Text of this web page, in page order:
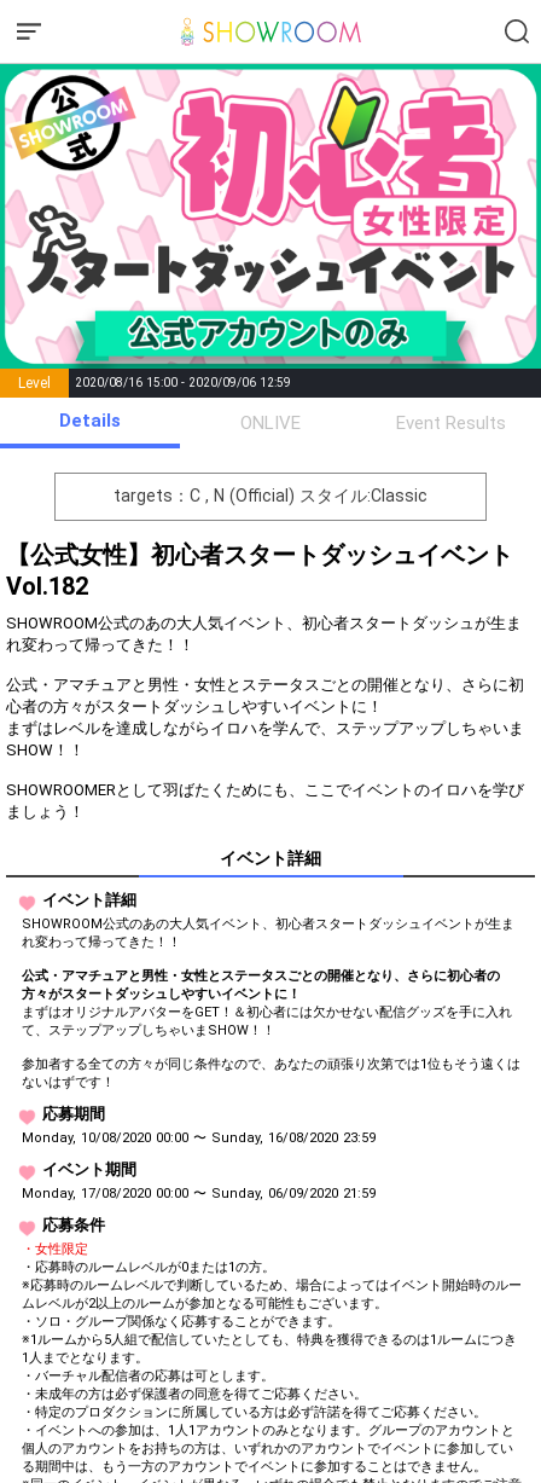
Level 2020/08/16 15:00 - 2020/09/06 12:59
Points List of Goal
number of
positions
Rema
Event Begins!
2 250
まずは元気よく自己紹介をし
てみよう（こまめにするのが
Good！）
に挨拶してみよう
4 750
5 1000
NEXTLIVEの設定をして、フ
ァンルームでも予定を告知し
よう
く語ろう
いただいたコメントを、ひと
よう
10 6000
SNSで、自分のルームの告知
をしよう
11 9000
テロップ機能を使って今の状
12
ルームの説明文を改善してみ
15 22000
夫してみよう（盛れる位置を
見つけよう）
16
配信後、スペシャルギフトを
くれた方にお礼メッセージを
ない人は、SNSで☆のお礼を
言ってみよう！）
17 35000 好きな芸能人を発表しよう
ラジオ配信機能を使ってみよ
Details ONLIVE Event Results
targets：C , N (Official) スタイル:Classic
【公式女性】初心者スタートダッシュイベント
Vol.182
SHOWROOM公式のあの大人気イベント、初心者スタートダッシュが生ま
れ変わって帰ってきた！！
公式・アマチュアと男性・女性とステータスごとの開催となり、さらに初
心者の方々がスタートダッシュしやすいイベントに！
まずはレベルを達成しながらイロハを学んで、ステップアップしちゃいま
SHOW！！
SHOWROOMERとして羽ばたくためにも、ここでイベントのイロハを学び
ましょう！
イベント詳細
イベント詳細
SHOWROOM公式のあの大人気イベント、初心者スタートダッシュイベントが生ま
れ変わって帰ってきた！！
公式・アマチュアと男性・女性とステータスごとの開催となり、さらに初心者の
方々がスタートダッシュしやすいイベントに！
まずはオリジナルアバターをGET！＆初心者には欠かせない配信グッズを手に入れ
て、ステップアップしちゃいまSHOW！！
参加者する全ての方々が同じ条件なので、あなたの頑張り次第では1位もそう遠くは
ないはずです！
応募期間
Monday, 10/08/2020 00:00 〜 Sunday, 16/08/2020 23:59
イベント期間
Monday, 17/08/2020 00:00 〜 Sunday, 06/09/2020 21:59
応募条件
・女性限定
・応募時のルームレベルが0または1の方。
※応募時のルームレベルで判断しているため、場合によってはイベント開始時のルー
ムレベルが2以上のルームが参加となる可能性もございます。
・ソロ・グループ関係なく応募することができます。
※1ルームから5人組で配信していたとしても、特典を獲得できるのは1ルームにつき
1人までとなります。
・バーチャル配信者の応募は可とします。
・未成年の方は必ず保護者の同意を得てご応募ください。
・特定のプロダクションに所属している方は必ず許諾を得てご応募ください。
・イベントへの参加は、1人1アカウントのみとなります。グループのアカウントと
個人のアカウントをお持ちの方は、いずれかのアカウントでイベントに参加してい
る期間中は、もう一方のアカウントでイベントに参加することはできません。